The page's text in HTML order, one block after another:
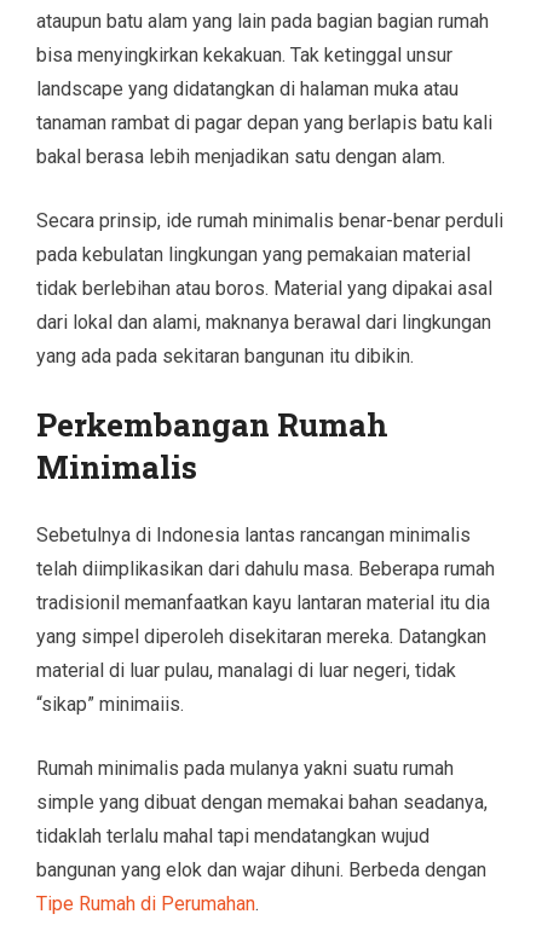
ataupun batu alam yang lain pada bagian bagian rumah
bisa menyingkirkan kekakuan. Tak ketinggal unsur
landscape yang didatangkan di halaman muka atau
tanaman rambat di pagar depan yang berlapis batu kali
bakal berasa lebih menjadikan satu dengan alam.
Secara prinsip, ide rumah minimalis benar-benar perduli
pada kebulatan lingkungan yang pemakaian material
tidak berlebihan atau boros. Material yang dipakai asal
dari lokal dan alami, maknanya berawal dari lingkungan
yang ada pada sekitaran bangunan itu dibikin.
Perkembangan Rumah
Minimalis
Sebetulnya di Indonesia lantas rancangan minimalis
telah diimplikasikan dari dahulu masa. Beberapa rumah
tradisionil memanfaatkan kayu lantaran material itu dia
yang simpel diperoleh disekitaran mereka. Datangkan
material di luar pulau, manalagi di luar negeri, tidak
“sikap” minimaiis.
Rumah minimalis pada mulanya yakni suatu rumah
simple yang dibuat dengan memakai bahan seadanya,
tidaklah terlalu mahal tapi mendatangkan wujud
bangunan yang elok dan wajar dihuni. Berbeda dengan
Tipe Rumah di Perumahan.